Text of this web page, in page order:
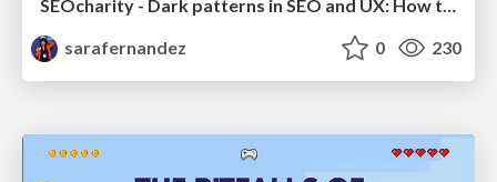
SEOcharity - Dark patterns in SEO and UX: How to avoid them and build a more ethical web
sarafernandez
0 230